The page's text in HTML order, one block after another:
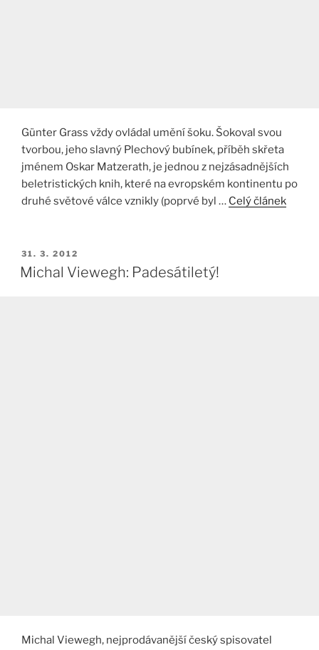
Günter Grass vždy ovládal umění šoku. Šokoval svou
tvorbou, jeho slavný Plechový bubínek, příběh skřeta
jménem Oskar Matzerath, je jednou z nejzásadnějších
beletristických knih, které na evropském kontinentu po
druhé světové válce vznikly (poprvé byl … Celý článek
PUBLIKOVÁNO
31. 3. 2012
Michal Viewegh: Padesátiletý!
Michal Viewegh, nejprodávanější český spisovatel